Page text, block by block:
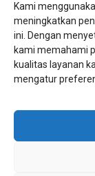
Kami
meningkatkan
ini. Dengan
kami memahami
kualitas layanan
mengatur
Pusat
Sukamanis,
Cabang
Sektor A3,